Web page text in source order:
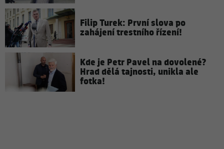
Filip Turek: První slova po
zahájení trestního řízení!
Kde je Petr Pavel na dovolené?
Hrad dělá tajnosti, unikla ale
fotka!